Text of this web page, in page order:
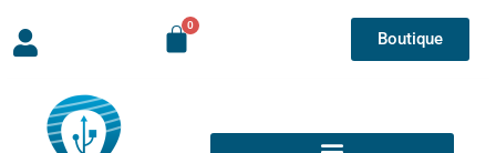
Boutique